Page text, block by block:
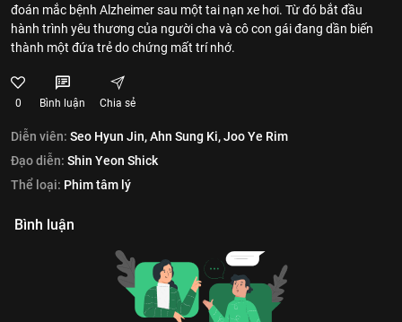
đoán mắc bệnh Alzheimer sau một tai nạn xe hơi. Từ đó bắt đầu
hành trình yêu thương của người cha và cô con gái đang dần biến
thành một đứa trẻ do chứng mất trí nhớ.
0 Bình luận Chia sẻ
Diễn viên: Seo Hyun Jin,Ahn Sung Ki,Joo Ye Rim
Đạo diễn: Shin Yeon Shick
Thể loại: Phim tâm lý
Bình luận